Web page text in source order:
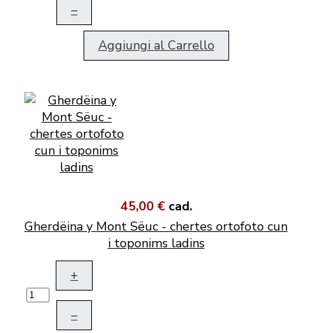
–
Aggiungi al Carrello
45,00 € cad.
Gherdëina y Mont Sëuc - chertes ortofoto cun
i toponims ladins
+
–